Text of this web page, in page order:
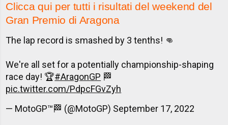
Clicca qui per tutti i risultati del weekend del
Gran Premio di Aragona
The lap record is smashed by 3 tenths! 👊
We're all set for a potentially championship-shaping
race day! 🏆#AragonGP 🏁
pic.twitter.com/PdpcFGvZyh
— MotoGP™🏁 (@MotoGP) September 17, 2022